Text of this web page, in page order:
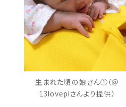
生まれた頃の娘さん①（＠
13lovepiさんより提供）